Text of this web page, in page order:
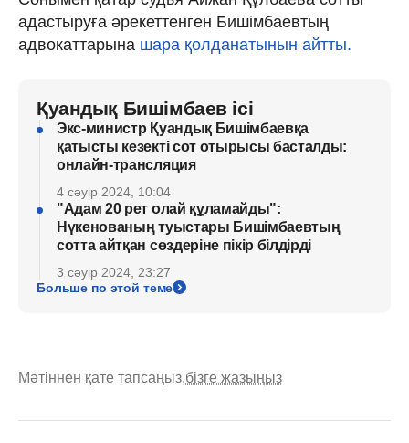
адастыруға әрекеттенген Бишімбаевтың
адвокаттарына шара қолданатынын айтты.
Қуандық Бишімбаев ісі
Экс-министр Қуандық Бишімбаевқа
қатысты кезекті сот отырысы басталды:
онлайн-трансляция
4 сәуір 2024, 10:04
"Адам 20 рет олай құламайды":
Нүкенованың туыстары Бишімбаевтың
сотта айтқан сөздеріне пікір білдірді
3 сәуір 2024, 23:27
Больше по этой теме
Мәтіннен қате тапсаңыз,бізге жазыңыз